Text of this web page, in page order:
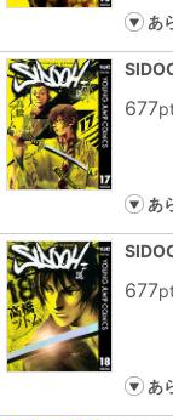
あ
677
あ
677
あ